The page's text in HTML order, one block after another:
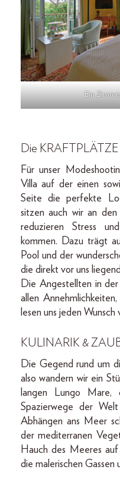
Ein
Die KRAFTPLÄTZE
Für unser
Villa auf der einen
Seite die perfekte
sitzen auch wir an
reduzieren Stress
kommen. Dazu trägt
Pool und der
die direkt vor uns
Die Angestellten in
allen
lesen uns jeden
KULINARIK &
Die Gegend rund um
also wandern wir ein
langen Lungo Mare,
Spazierwege der
Abhängen ans Meer
der mediterranen
Hauch des Meeres
die malerischen Gassen